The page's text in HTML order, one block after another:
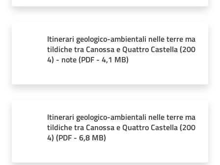
dati
Divulgazione
Itinerari geologico-ambientali nelle terre ma
tildiche tra Canossa e Quattro Castella (200
4) - note(PDF - 4,1 MB)
Itinerari geologico-ambientali nelle terre ma
tildiche tra Canossa e Quattro Castella (200
4) (PDF - 6,8 MB)